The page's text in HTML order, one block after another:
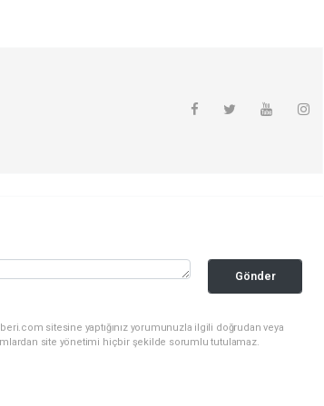
Gönder
sitesine yaptığınız yorumunuzla ilgili doğrudan veya
site yönetimi hiçbir şekilde sorumlu tutulamaz.